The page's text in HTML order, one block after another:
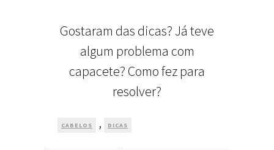
Gostaram das dicas? Já teve
algum problema com
capacete? Como fez para
resolver?
CABELOS , DICAS